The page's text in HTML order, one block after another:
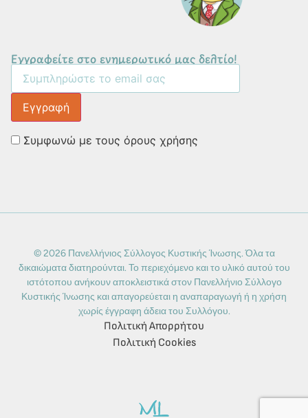
Εγγραφείτε στο ενημερωτικό μας δελτίο!
Συμφωνώ με τους όρους χρήσης
© 2026 Πανελλήνιος Σύλλογος Κυστικής Ίνωσης. Όλα τα
δικαιώματα διατηρούνται. Το περιεχόμενο και το υλικό αυτού του
ιστότοπου ανήκουν αποκλειστικά στον Πανελλήνιο Σύλλογο
Κυστικής Ίνωσης και απαγορεύεται η αναπαραγωγή ή η χρήση
χωρίς έγγραφη άδεια του Συλλόγου.
Πολιτική Απορρήτου
Πολιτική Cookies